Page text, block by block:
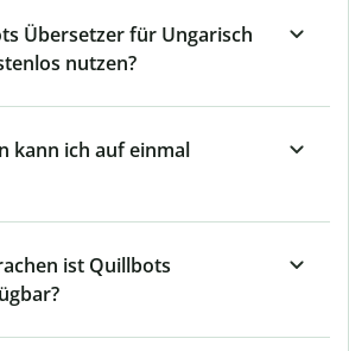
Übersetzer für Ungarisch
nutzen?
kann ich auf einmal
ist Quillbots